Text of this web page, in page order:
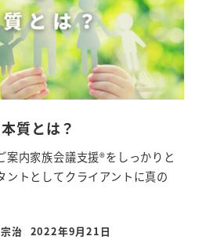
質とは？
内家族会議支援®︎をしっかりと
ントとしてクライアントに真の
治
投稿日
2022年9月21日